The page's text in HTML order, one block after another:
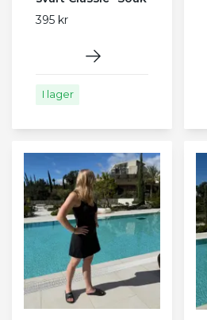
395 kr
I lager